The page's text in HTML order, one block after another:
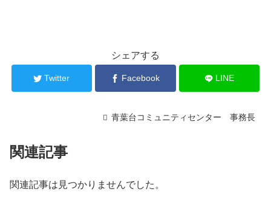
シェアする
Twitter Facebook LINE
青葉台コミュニティセンター 事務長
関連記事
関連記事は見つかりませんでした。